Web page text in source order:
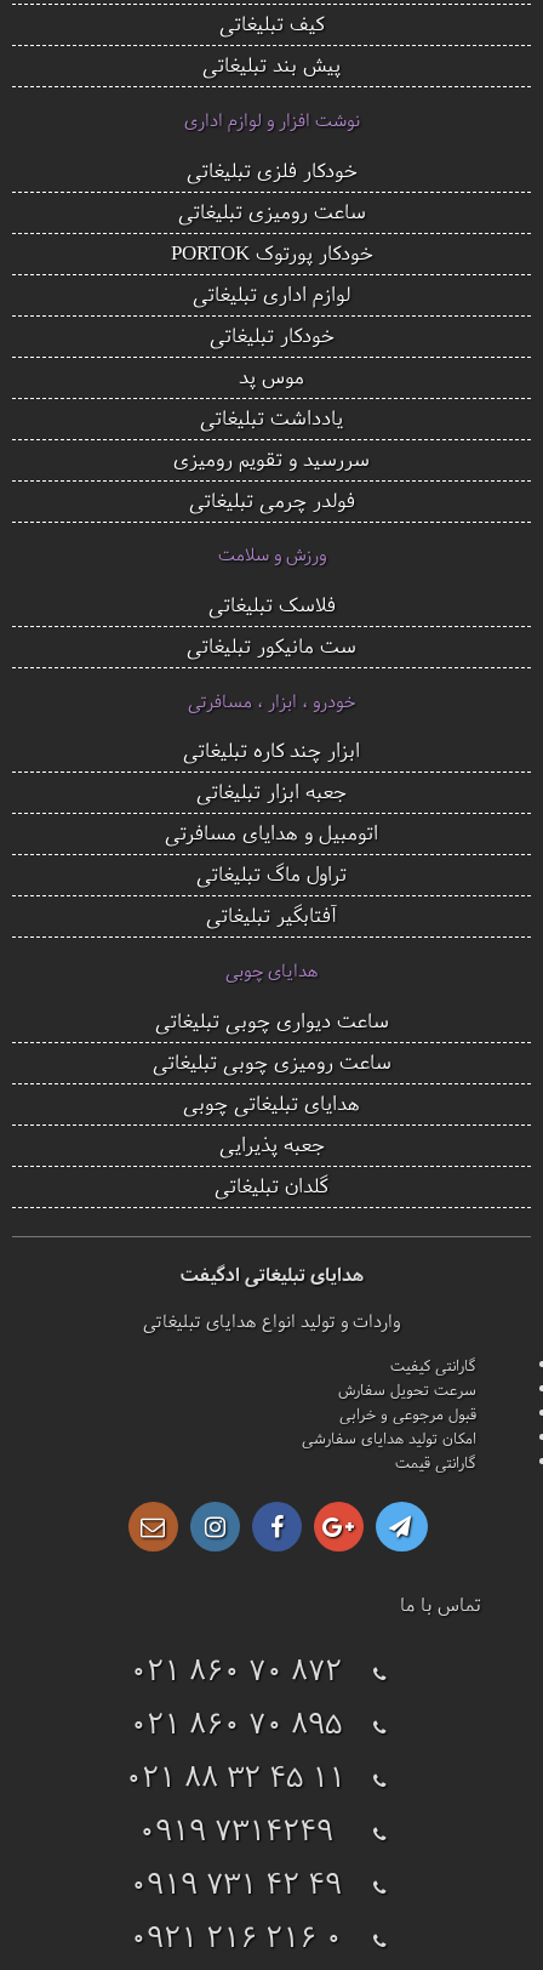
کیف تبلیغاتی
پیش بند تبلیغاتی
نوشت افزار و لوازم اداری
خودکار فلزی تبلیغاتی
ساعت رومیزی تبلیغاتی
خودکار پورتوک PORTOK
لوازم اداری تبلیغاتی
خودکار تبلیغاتی
موس پد
یادداشت تبلیغاتی
سررسید و تقویم رومیزی
فولدر چرمی تبلیغاتی
ورزش و سلامت
فلاسک تبلیغاتی
ست مانیکور تبلیغاتی
خودرو ، ابزار ، مسافرتی
ابزار چند کاره تبلیغاتی
جعبه ابزار تبلیغاتی
اتومبیل و هدایای مسافرتی
تراول ماگ تبلیغاتی
آفتابگیر تبلیغاتی
هدایای چوبی
ساعت دیواری چوبی تبلیغاتی
ساعت رومیزی چوبی تبلیغاتی
هدایای تبلیغاتی چوبی
جعبه پذیرایی
گلدان تبلیغاتی
هدایای تبلیغاتی ادگیفت
واردات و تولید انواع هدایای تبلیغاتی
گارانتی کیفیت
سرعت تحویل سفارش
قبول مرجوعی و خرابی
امکان تولید هدایای سفارشی
گارانتی قیمت
تماس با ما
021 860 70 872
021 860 70 895
021 88 32 45 11
0919 7314249
0919 731 42 49
0921 216 216 0